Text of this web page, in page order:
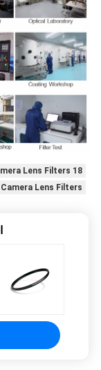
18 Layer CPL Camera Lens Filters
Lens Filters